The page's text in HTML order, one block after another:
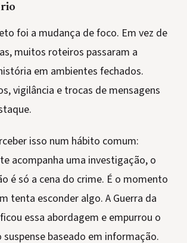
foi a mudança de foco. Em vez de
muitos roteiros passaram a
em ambientes fechados.
vigilância e trocas de mensagens
isso num hábito comum:
acompanha uma investigação, o
é só a cena do crime. É o momento
tenta esconder algo. A Guerra da
essa abordagem e empurrou o
suspense baseado em informação.